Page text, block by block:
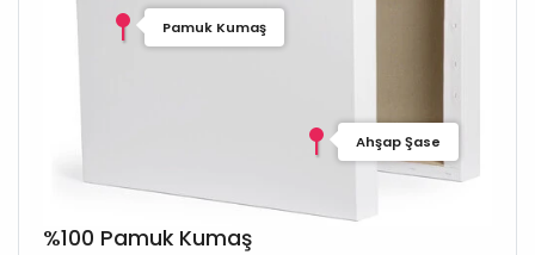
Pamuk Kumaş
Ahşap Şase
%100 Pamuk Kumaş